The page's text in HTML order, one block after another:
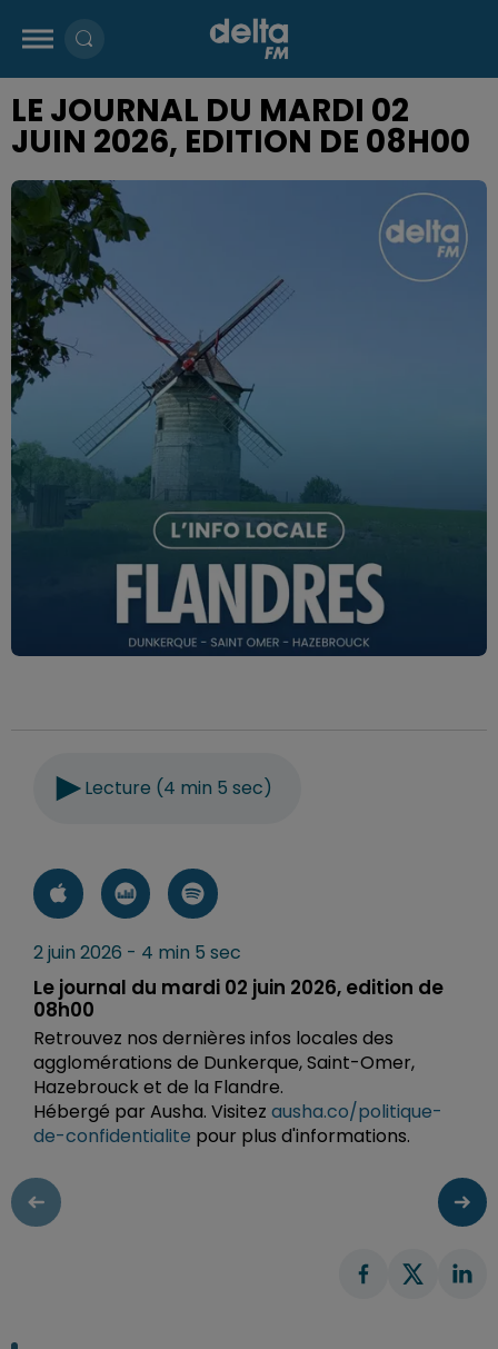
LE JOURNAL DU MARDI 02
JUIN 2026, EDITION DE 08H00
Lecture (4 min 5 sec)
2 juin 2026 - 4 min 5 sec
Le journal du mardi 02 juin 2026, edition de
08h00
Retrouvez nos dernières infos locales des
agglomérations de Dunkerque, Saint-Omer,
Hazebrouck et de la Flandre.
Hébergé par Ausha. Visitez ausha.co/politique-
de-confidentialite pour plus d'informations.